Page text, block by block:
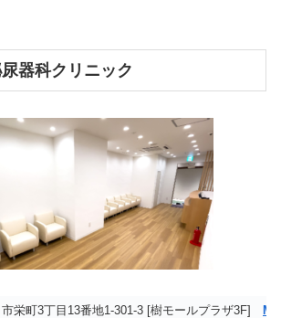
器科クリニック
栄町3丁目13番地1-301-3 [樹モールプラザ3F]